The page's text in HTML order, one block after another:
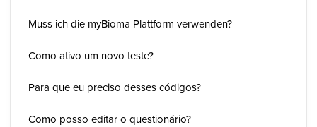
Muss ich die myBioma Plattform verwenden?
Como ativo um novo teste?
Para que eu preciso desses códigos?
Como posso editar o questionário?